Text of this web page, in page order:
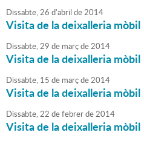
Dissabte,26 d'abril de2014
Visita de la deixalleria mòbil
Dissabte,29 de marçde2014
Visita de la deixalleria mòbil
Dissabte, 15 de marçde2014
Visita de la deixalleria mòbil
Dissabte,22 defebrerde2014
Visita de la deixalleria mòbil